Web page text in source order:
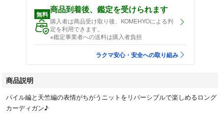
無料 商品到着後、鑑定を受けられます
購入者は商品受け取り後、KOMEHYOによる判
定を利用できます。
※鑑定事業者への送料は購入者負担
ラクマ安心・安全への取り組み
商品説明
パイル編と天竺編の表情がちがうニットをリバーシブルで楽しめるロング
カーディガン♪